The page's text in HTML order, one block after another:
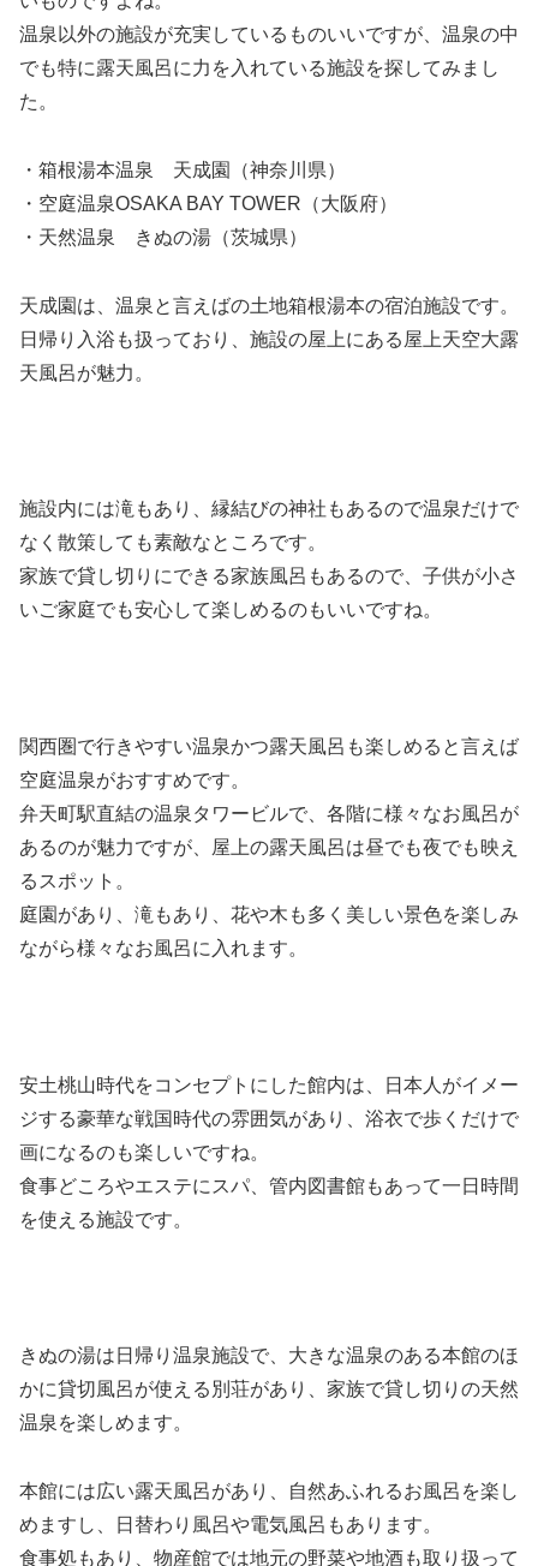
温泉以外の施設が充実しているものいいですが、温泉の中
でも特に露天風呂に力を入れている施設を探してみまし
た。
・箱根湯本温泉 天成園（神奈川県）
・空庭温泉OSAKA BAY TOWER（大阪府）
・天然温泉 きぬの湯（茨城県）
天成園は、温泉と言えばの土地箱根湯本の宿泊施設です。
日帰り入浴も扱っており、施設の屋上にある屋上天空大露
天風呂が魅力。
施設内には滝もあり、縁結びの神社もあるので温泉だけで
なく散策しても素敵なところです。
家族で貸し切りにできる家族風呂もあるので、子供が小さ
いご家庭でも安心して楽しめるのもいいですね。
関西圏で行きやすい温泉かつ露天風呂も楽しめると言えば
空庭温泉がおすすめです。
弁天町駅直結の温泉タワービルで、各階に様々なお風呂が
あるのが魅力ですが、屋上の露天風呂は昼でも夜でも映え
るスポット。
庭園があり、滝もあり、花や木も多く美しい景色を楽しみ
ながら様々なお風呂に入れます。
安土桃山時代をコンセプトにした館内は、日本人がイメー
ジする豪華な戦国時代の雰囲気があり、浴衣で歩くだけで
画になるのも楽しいですね。
食事どころやエステにスパ、管内図書館もあって一日時間
を使える施設です。
きぬの湯は日帰り温泉施設で、大きな温泉のある本館のほ
かに貸切風呂が使える別荘があり、家族で貸し切りの天然
温泉を楽しめます。
本館には広い露天風呂があり、自然あふれるお風呂を楽し
めますし、日替わり風呂や電気風呂もあります。
食事処もあり、物産館では地元の野菜や地酒も取り扱って